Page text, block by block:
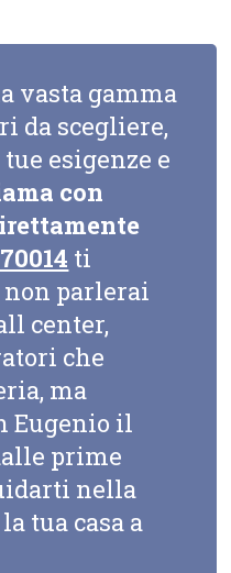
vasta gamma
da scegliere,
esigenze e
con
ti
parlerai
center,
che
ma
Eugenio il
prime
nella
tua casa a